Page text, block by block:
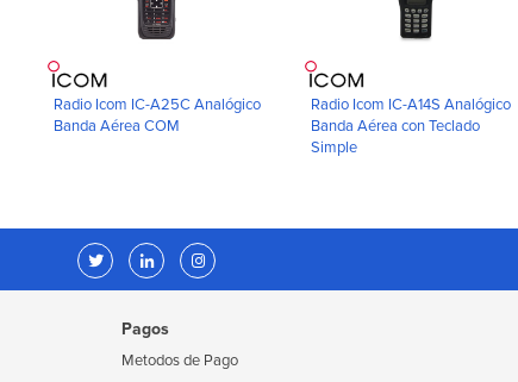
Radio Icom IC-A25C Analógico
Banda Aérea COM
Radio Icom IC-A14S Analógico
Banda Aérea con Teclado
Simple
Pagos
Metodos de Pago